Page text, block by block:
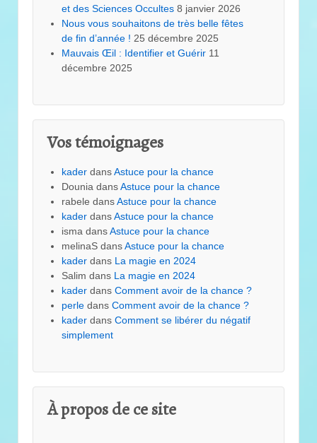
et des Sciences Occultes 8 janvier 2026
Nous vous souhaitons de très belle fêtes
de fin d’année ! 25 décembre 2025
Mauvais Œil : Identifier et Guérir 11
décembre 2025
Vos témoignages
kader dansAstuce pour la chance
Dounia dansAstuce pour la chance
rabele dansAstuce pour la chance
kader dansAstuce pour la chance
isma dansAstuce pour la chance
melinaS dansAstuce pour la chance
kader dans La magie en 2024
Salim dans La magie en 2024
kader dans Comment avoir de la chance ?
perle dans Comment avoir de la chance ?
kader dans Comment se libérer du négatif
simplement
À propos de ce site